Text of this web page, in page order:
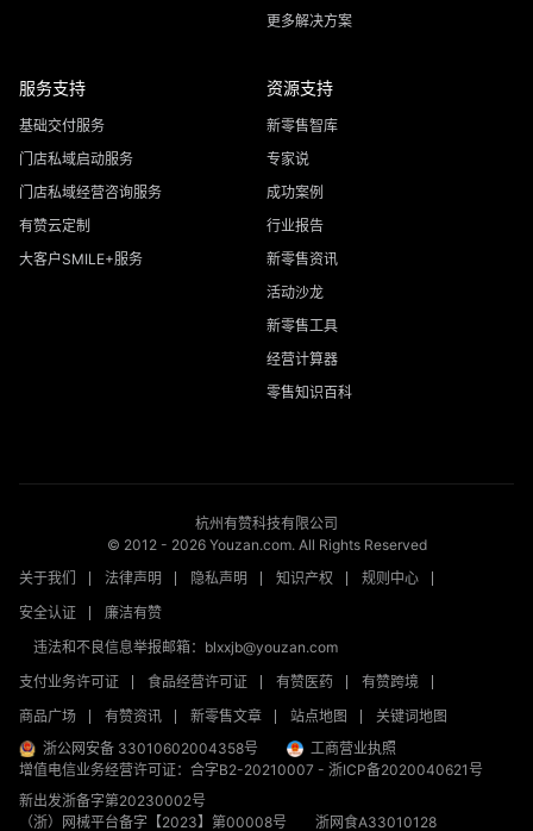
更多解决方案
服务支持
基础交付服务
门店私域启动服务
门店私域经营咨询服务
有赞云定制
大客户SMILE+服务
资源支持
新零售智库
专家说
成功案例
行业报告
新零售资讯
活动沙龙
新零售工具
经营计算器
零售知识百科
杭州有赞科技有限公司
© 2012 - 2026Youzan.com. All Rights Reserved
关于我们
法律声明 隐私声明 知识产权
规则中心
安全认证
廉洁有赞
违法和不良信息举报邮箱：blxxjb@youzan.com
支付业务许可证
食品经营许可证 有赞医药
有赞跨境
商品广场
有赞资讯 新零售文章 站点地图
关键词地图
浙公网安备 33010602004358号
工商营业执照
增值电信业务经营许可证：合字B2-20210007 - 浙ICP备2020040621号
新出发浙备字第20230002号
（浙）网械平台备字【2023】第00008号
浙网食A33010128